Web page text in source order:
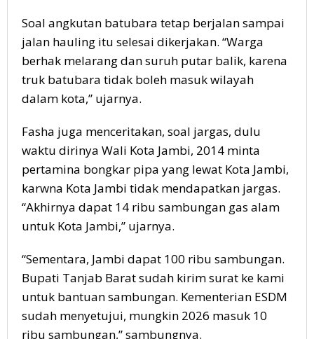
Soal angkutan batubara tetap berjalan sampai
jalan hauling itu selesai dikerjakan. “Warga
berhak melarang dan suruh putar balik, karena
truk batubara tidak boleh masuk wilayah
dalam kota,” ujarnya.
Fasha juga menceritakan, soal jargas, dulu
waktu dirinya Wali Kota Jambi, 2014 minta
pertamina bongkar pipa yang lewat Kota Jambi,
karwna Kota Jambi tidak mendapatkan jargas.
“Akhirnya dapat 14 ribu sambungan gas alam
untuk Kota Jambi,” ujarnya.
“Sementara, Jambi dapat 100 ribu sambungan.
Bupati Tanjab Barat sudah kirim surat ke kami
untuk bantuan sambungan. Kementerian ESDM
sudah menyetujui, mungkin 2026 masuk 10
ribu sambungan,” sambungnya.